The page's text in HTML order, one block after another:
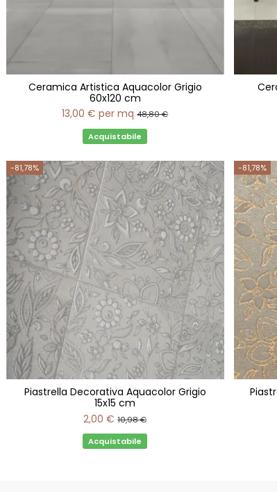
Ceramica Artistica Aquacolor Grigio
60x120 cm
13,00 € per mq 48,80 €
Acquistabile
-81,78%
Piastrella Decorativa Aquacolor Grigio
15x15 cm
2,00 €10,98 €
Acquistabile
-81,78%